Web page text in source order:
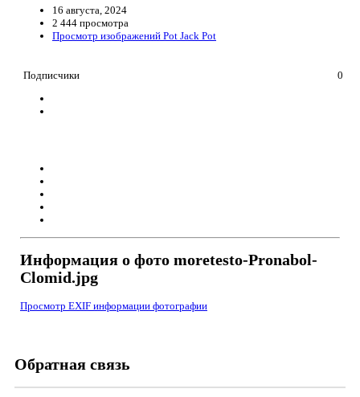
16 августа, 2024
2 444 просмотра
Просмотр изображений Pot Jack Pot
Подписчики 0
Информация о фото moretesto-Pronabol-
Clomid.jpg
Просмотр EXIF информации фотографии
Обратная связь